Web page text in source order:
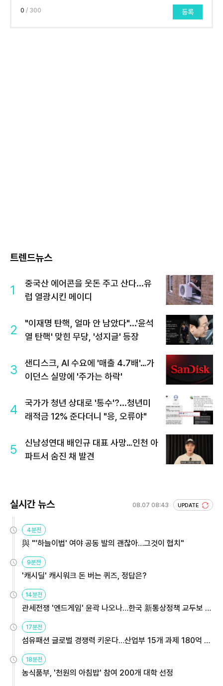
0 / 300 등록
트렌드뉴스
1
중국산 에어콘을 웃돈 주고 산다...유
럽 열광시킨 메이디
2
"이재명 탄핵, 얼마 안 남았다"...'윤석
열 탄핵' 맞힌 무당, '성지글' 등장
3
샌디스크, AI 수요에 '매출 4.7배'…가
이던스 실망에 '주가는 하락'
4
국가가 청년 상대로 '통수'?...청년미
래적금 12% 준다더니 "응, 오류야"
5
신남성연대 배인규 대표 사망…인천 아
파트서 숨진 채 발견
실시간 뉴스 08.07 08:43 UPDATE
4분전
與 "'하늘이법' 여야 공동 발의 괜찮아…그것이 협치"
9분전
'캐시딜' 캐시워크 돈 버는 퀴즈, 정답은?
14분전
관세전쟁 '엔드게임' 윤곽 나오나…한국 新통상정책 교두보 활
용해야
17분전
섬유패션 글로벌 경쟁력 키운다…산업부 15개 과제 180억 지
원
18분전
농식품부, '천원의 아침밥' 참여 200개 대학 선정